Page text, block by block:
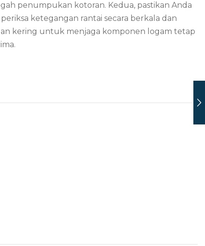
penumpukan kotoran. Kedua, pastikan Anda
ketegangan rantai secara berkala dan
kering untuk menjaga komponen logam tetap